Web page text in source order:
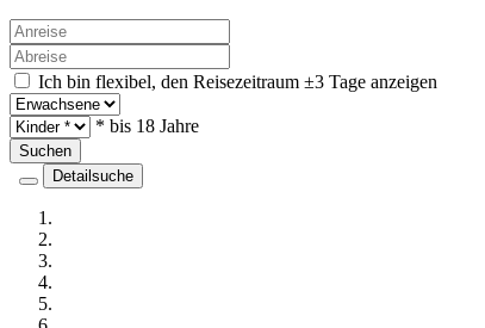
Ich bin flexibel, den Reisezeitraum ±3 Tage anzeigen
* bis 18 Jahre
Suchen
Detailsuche